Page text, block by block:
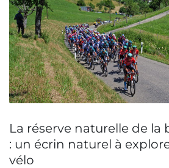
La réserve naturelle de la
: un écrin naturel à
vélo